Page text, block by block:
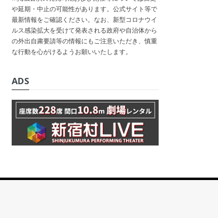
や延期・中止の可能性があります。公式サイト等で
最新情報をご確認ください。なお、新型コロナウイ
ルス感染拡大を受けて発表される政府や自治体から
の外出自粛要請等の情報にもご注意いただき、慎重
な行動を心がけるようお願いいたします。
ADS